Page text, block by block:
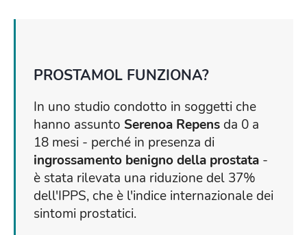
PROSTAMOL FUNZIONA?
In uno studio condotto in soggetti che
hanno assunto Serenoa Repens da 0 a
18 mesi - perché in presenza di
ingrossamento benigno della prostata -
è stata rilevata una riduzione del 37%
dell'IPPS, che è l'indice internazionale dei
sintomi prostatici.